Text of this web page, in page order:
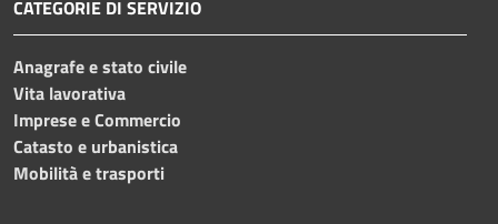
CATEGORIE DI SERVIZIO
Anagrafe e stato civile
Vita lavorativa
Imprese e Commercio
Catasto e urbanistica
Mobilità e trasporti